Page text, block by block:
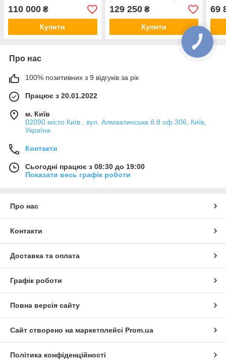
CAN2.0/RS232/RS485,
6000 cycles, 490x923x265,
110 000 ₴
Купити
129 250₴
Купити
69
Про нас
100% позитивних з 9 відгуків за рік
Працює з 20.01.2022
м. Київ
02090 місто Київ , вул. Алмаатинська б.8 оф.306, Київ,
Україна
Контакти
Сьогодні працює з 08:30 до 19:00
Показати весь графік роботи
Про нас
Контакти
Доставка та оплата
Графік роботи
Повна версія сайту
Сайт створено на маркетплейсі Prom.ua
Політика конфіденційності